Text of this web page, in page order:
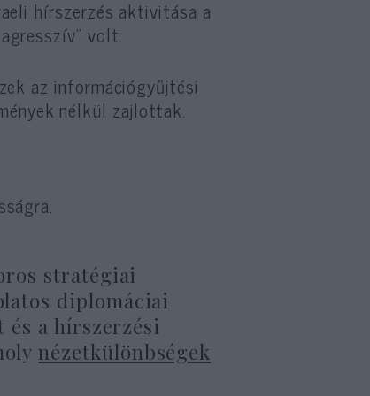
hírszerzés aktivitása a
volt.
az információgyűjtési
nélkül zajlottak.
stratégiai
diplomáciai
a hírszerzési
nézetkülönbségek